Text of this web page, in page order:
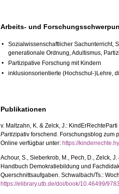
Arbeits- und
Sozialwissenschaftlicher Sachunterricht,
generationale Ordnung, Adultismus,
Partizipative Forschung mit Kindern
inklusionsorientierte (Hochschul-)Lehre,
Publikationen
v. Maltzahn, K. & Zelck, J.: KindErRechteParti
Partizipativ forschend. Forschungsblog zum
Online verfügbar unter: https://
Achour, S., Sieberkrob, M., Pech, D., Zelck,
Handbuch Demokratiebildung und
Querschnittsaufgaben. Schwalbach/Ts.:
https://elibrary.utb.de/doi/book/10.46499/